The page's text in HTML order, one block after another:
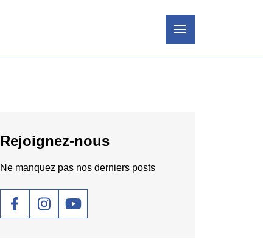
Rejoignez-nous
Ne manquez pas nos derniers posts
Social